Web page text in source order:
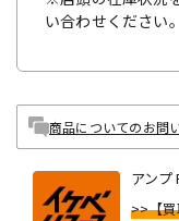
い合わせください。
商品についてのお問
アンプ
>>【